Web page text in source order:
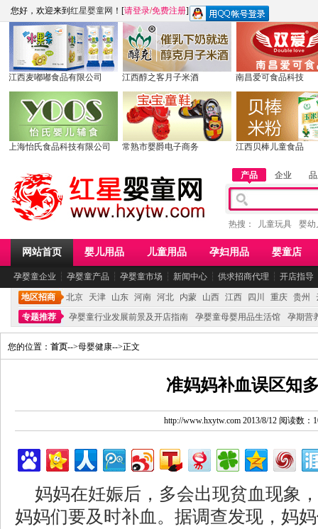
您好，欢迎来到 红星婴童网 ！[请登录/免费注册]
江西麦嘟嘟食品有限公司 江西醇之客月子米酒 南昌爱可食品科技
上海怡氏食品科技有限公司 常熟市婴爵电子商务 江西贝棒儿童食品
产品 企业
热搜： 儿童玩具 婴幼
网站首页 婴儿用品 儿童用品 孕妇用品 婴童店
孕婴童企业 ┆ 孕婴童产品 ┆ 孕婴童市场 ┆ 新闻中心 ┆ 供求招商代理 ┆ 开店指导
地区招商 北京 天津 山东 河南 河北 内蒙 山西 江西 四川 重庆 贵州
专题推荐
孕婴童行业发展前景及开店指南 孕婴童母婴用品生活馆 孕期营
您的位置： 首页-->母婴健康-->正文
准妈妈补血误区知
http://www.hxytw.com 2013/8/12 阅读数：
妈妈在妊娠后，多会出现贫血现象
妈妈们要及时补血。据调查发现，妈